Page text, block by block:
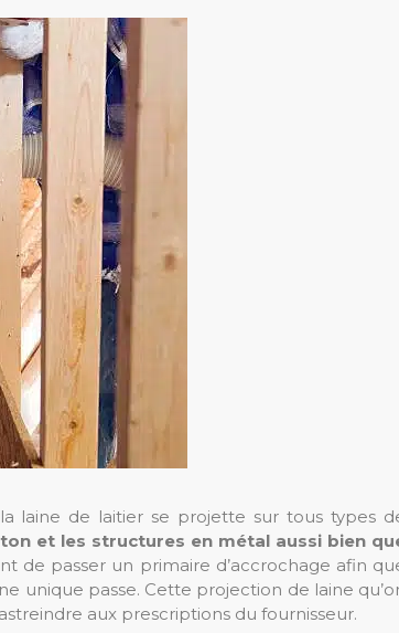
laine de laitier se projette sur tous types
et les structures en métal aussi bien
de passer un primaire d’accrochage afin
unique passe. Cette projection de laine
aux prescriptions du fournisseur.